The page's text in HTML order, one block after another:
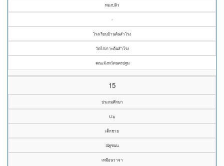
ทองปลิว
-
โรงเรียนบ้านต้นสำโรง
วัดไร่เกาะต้นสำโรง
คณะจังหวัดนครปฐม
15
ประถมศึกษา
ป.๖
เด็กชาย
ณัฐชนน
เหมือนวาจา